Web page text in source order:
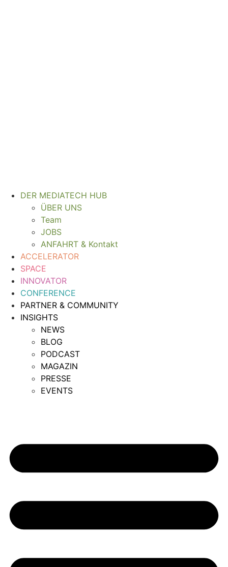
DER MEDIATECH HUB
ÜBER UNS
Team
JOBS
ANFAHRT & Kontakt
ACCELERATOR
SPACE
INNOVATOR
CONFERENCE
PARTNER & COMMUNITY
INSIGHTS
NEWS
BLOG
PODCAST
MAGAZIN
PRESSE
EVENTS